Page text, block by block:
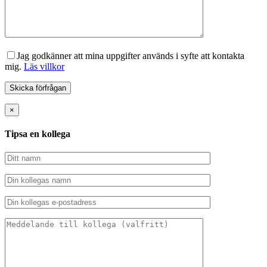
Jag godkänner att mina uppgifter används i syfte att kontakta
mig. Läs villkor
×
Tipsa en kollega